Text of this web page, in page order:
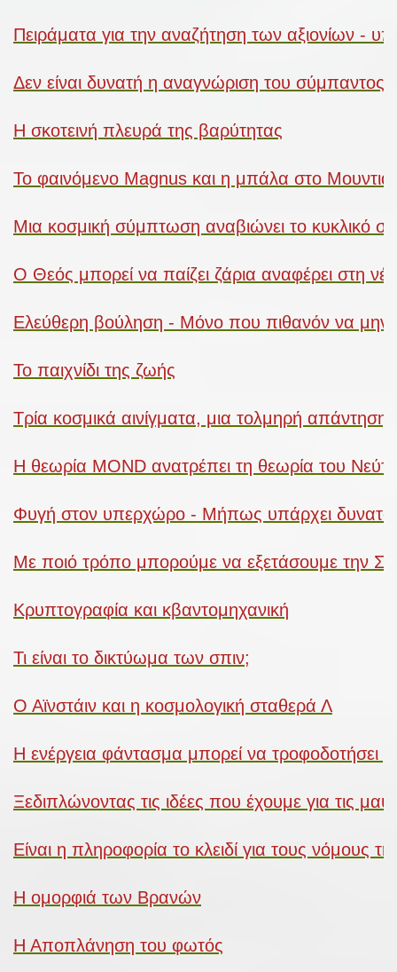
Πειράματα για την αναζήτηση των αξιονίων -
Δεν είναι δυνατή η αναγνώριση του
Η σκοτεινή πλευρά της βαρύτητας
Το φαινόμενο Magnus και η μπάλα στο
Μια κοσμική σύμπτωση αναβιώνει το κυκλικό
Ο Θεός μπορεί να παίζει ζάρια αναφέρει στη
Ελεύθερη βούληση - Μόνο που πιθανόν να μην
Το παιχνίδι της ζωής
Τρία κοσμικά αινίγματα, μια τολμηρή απάντηση
Η θεωρία MOND ανατρέπει τη θεωρία του
Φυγή στον υπερχώρο - Μήπως υπάρχει
Με ποιό τρόπο μπορούμε να εξετάσουμε την
Κρυπτογραφία και κβαντομηχανική
Τι είναι το δικτύωμα των σπιν;
Ο Αϊνστάιν και η κοσμολογική σταθερά Λ
Η ενέργεια φάντασμα μπορεί να τροφοδοτήσει
Ξεδιπλώνοντας τις ιδέες που έχουμε για τις
Είναι η πληροφορία το κλειδί για τους νόμους
Η ομορφιά των Βρανών
Η Αποπλάνηση του φωτός